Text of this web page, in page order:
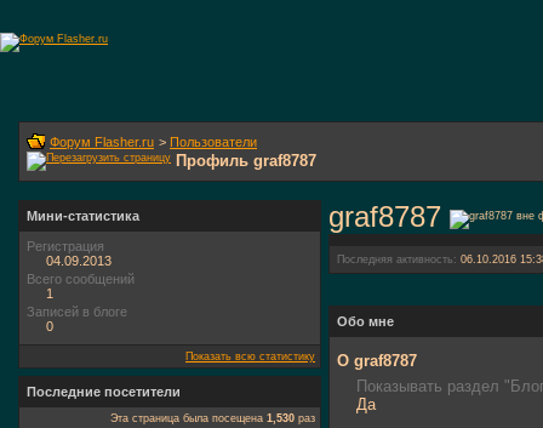
Форум Flasher.ru > Пользователи
Профиль graf8787
graf8787
Последняя активность: 06.10.2016
Обо мне
О graf8787
Показывать раздел
Да
Мини-статистика
Регистрация
04.09.2013
Всего сообщений
1
Записей в блоге
0
Показать всю статистику
Последние посетители
Эта страница была посещена 1,530 раз